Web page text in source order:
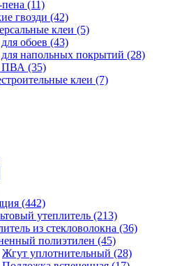
(11)
гвозди (42)
клеи (5)
обоев (43)
напольных покрытий (28)
ПВА (35)
клеи (7)
(442)
утеплитель (213)
из стекловолокна (36)
полиэтилен (45)
Жгут уплотнительный (28)